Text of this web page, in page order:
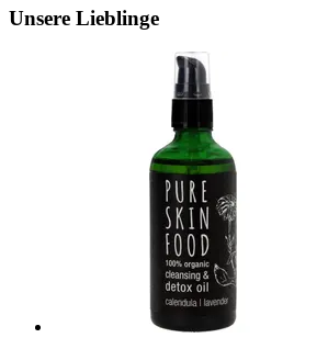
Unsere Lieblinge